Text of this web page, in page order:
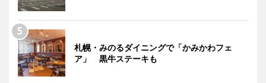
札幌・みのるダイニングで「かみかわフェ
ア」 黒牛ステーキも